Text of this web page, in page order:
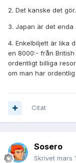
2. Det kanske det gör.
3. Japan är det enda
4. Enkelbiljett är lika
en 8000:- från
ordentligt billiga
om man har
Citat
Sosero
Skrivet mars